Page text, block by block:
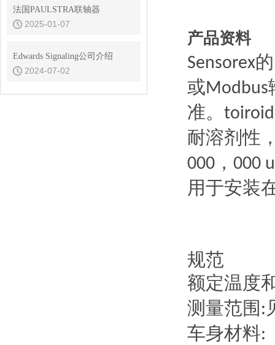
法国PAULSTRA联轴器
2025-01-07
Edwards Signaling公司介绍
2024-07-02
产品资料
Sensorex的
或Modbus
准。
耐溶剂性
000 ， 000
用于安装
规范
额定温度
测量范围 :
车身材料: